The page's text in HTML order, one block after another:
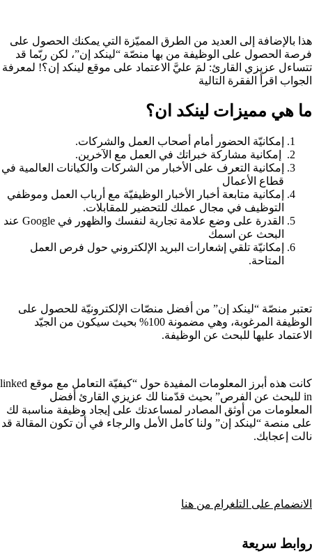
هذا بالإضافة إلى العديد من الطرق المميّزة التي يمكنك الحصول على
فرصة الحصول على الوظيفة من بها منصّة “لينكد إن”، لكن ربّما قد
تتساءل عزيزي القارئ: لمَ عليَّ الاعتماد على موقع لينكد إن؟! لمعرفة
الجواب اقرأ الفقرة التالية
ما هي مميزات لينكد ان؟
إمكانيّة الحضور أمام أصحاب العمل والشركات.
إمكانية مشاركة خبراتك في العمل مع الآخرين.
إمكانية التعرف على الأخبار من الشركات والكيانات العالمية في
قطاع الأعمال
إمكانية متابعة أخبار الأخبار الوظيفيّة مع أرباب العمل وموظفي
التوظيف في مجال عملك للتحضير للمقابلات.
القدرة على وضع علامة تجارية لنفسك والظهور في Google عند
البحث عن اسمك
إمكانيّة تلقي إشعارات البريد الإلكتروني حول فرص العمل
المتاحة.
تعتبر منصّة “لينكد إن” من أفضل منصّات الإلكترونيّة للحصول على
الوظيفة المرغوبة، وهي مضمونة 100% بحيث سيكون من الجيّد
الاعتماد عليها للبحث عن الوظيفة.
كانت هذه أبرز المعلومات المفيدة حول “كيفيّة التعامل مع موقع linked
in للبحث عن الفرص” بحيث قدّمنا لك عزيزي القارئ أفضل
المعلومات من أوثق المصادر لمساعدتك على إيجاد وظيفة مناسبة لك
على منصة “لينكد إن” ولنا كامل الأمل والرجاء في أن تكون المقالة قد
نالت إعجابك.
الانضمام على التلغرام من هنا
روابط سريعة